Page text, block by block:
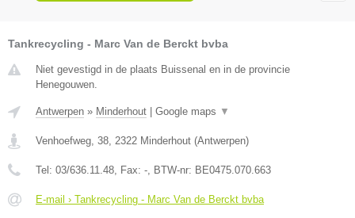
Tankrecycling - Marc Van de Berckt bvba
Niet gevestigd in de plaats Buissenal en in de provincie
Henegouwen.
Antwerpen » Minderhout | Google maps ▼
Venhoefweg, 38 2322 Minderhout (Antwerpen)
Tel: 03/636.11.48 , Fax: - , BTW-nr: BE0475.070.663
E-mail › Tankrecycling - Marc Van de Berckt bvba